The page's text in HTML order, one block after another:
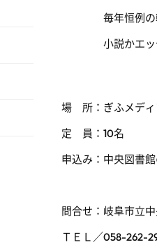
毎年恒例の朝井
小説かエッセイ
場 所：ぎふメデ
定 員： 10名
申込み：中央図書
問合せ：岐阜市立
ＴＥＬ／058-262-